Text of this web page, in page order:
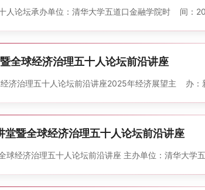
人论坛 承办单位：清华大学五道口金融学院 时 间
暨全球经济治理五十人论坛前沿讲座
经济治理五十人论坛前沿讲座 2025年经济展望 主
堂暨全球经济治理五十人论坛前沿讲座
球经济治理五十人论坛前沿讲座 主办单位：清华大学